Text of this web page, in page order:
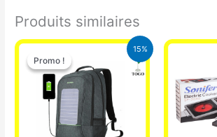
Produits similaires
15%
Promo !
Promo !
Le
prix
initial
était :
29.500 CFA.
Le
prix
actuel